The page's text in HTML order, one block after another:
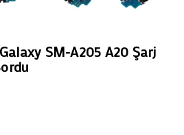
SM-A205 A20 Şarj